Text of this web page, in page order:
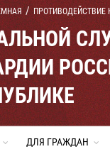
ПРОТИВОДЕЙСТВИЕ
ДЛЯ ГРАЖДАН